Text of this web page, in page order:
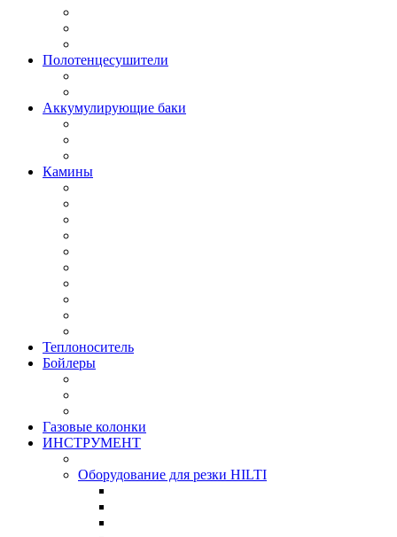
Полотенцесушители
Аккумулирующие баки
Камины
Теплоноситель
Бойлеры
Газовые колонки
ИНСТРУМЕНТ
Оборудование для резки HILTI